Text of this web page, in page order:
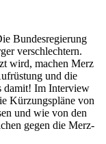
Bundesregierung
verschlechtern.
wird, machen Merz
und die
damit! Im Interview
Kürzungspläne von
und wie von den
gegen die Merz-